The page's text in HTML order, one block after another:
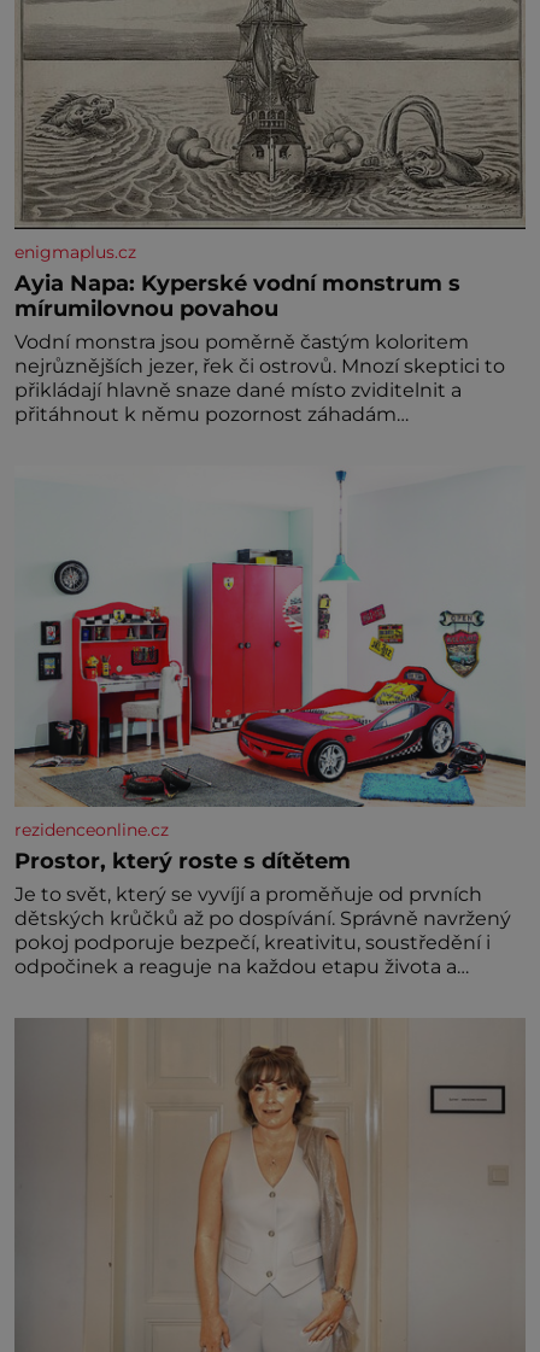
enigmaplus.cz
Ayia Napa: Kyperské vodní monstrum s
mírumilovnou povahou
Vodní monstra jsou poměrně častým koloritem
nejrůznějších jezer, řek či ostrovů. Mnozí skeptici to
přikládají hlavně snaze dané místo zviditelnit a
přitáhnout k němu pozornost záhadám
rezidenceonline.cz
Prostor, který roste s dítětem
Je to svět, který se vyvíjí a proměňuje od prvních
dětských krůčků až po dospívání. Správně navržený
pokoj podporuje bezpečí, kreativitu, soustředění i
odpočinek a reaguje na každou etapu života a
jednoduchost, měkkost a bezpečí, proto by pokoj